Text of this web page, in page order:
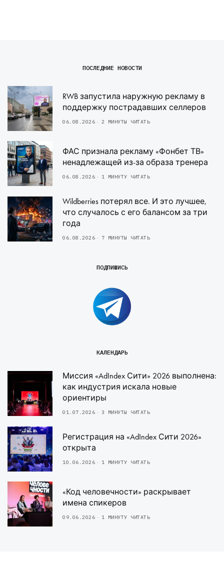
ПОСЛЕДНИЕ НОВОСТИ
RWB запустила наружную рекламу в
поддержку пострадавших селлеров
06.08.2026 2 МИНУТЫ ЧИТАТЬ
ФАС признала рекламу «Фонбет ТВ»
ненадлежащей из-за образа тренера
06.08.2026 1 МИНУТУ ЧИТАТЬ
Wildberries потерял все. И это лучшее,
что случалось с его балансом за три
года
06.08.2026 7 МИНУТЫ ЧИТАТЬ
ПОДПИШИСЬ
КАЛЕНДАРЬ
Миссия «AdIndex Сити» 2026 выполнена:
как индустрия искала новые
ориентиры
01.07.2026 3 МИНУТЫ ЧИТАТЬ
Регистрация на «AdIndex Сити 2026»
открыта
10.06.2026 1 МИНУТУ ЧИТАТЬ
«Код человечности» раскрывает
имена спикеров
09.06.2026 1 МИНУТУ ЧИТАТЬ